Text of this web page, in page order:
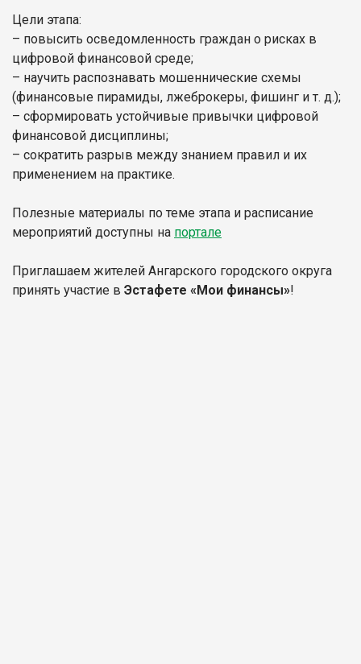
Цели этапа:
– повысить осведомленность граждан о рисках в
цифровой финансовой среде;
– научить распознавать мошеннические схемы
(финансовые пирамиды, лжеброкеры, фишинг и т. д.);
– сформировать устойчивые привычки цифровой
финансовой дисциплины;
– сократить разрыв между знанием правил и их
применением на практике.
Полезные материалы по теме этапа и расписание
мероприятий доступны на портале
Приглашаем жителей Ангарского городского округа
принять участие в Эстафете «Мои финансы»!